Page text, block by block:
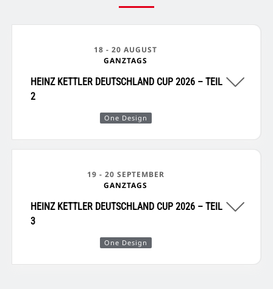
18 - 20 AUGUST
GANZTAGS
HEINZ KETTLER DEUTSCHLAND CUP 2026 – TEIL
2
One Design
19 - 20 SEPTEMBER
GANZTAGS
HEINZ KETTLER DEUTSCHLAND CUP 2026 – TEIL
3
One Design